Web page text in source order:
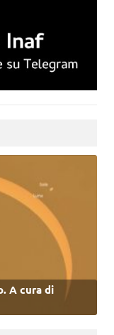
A cura di